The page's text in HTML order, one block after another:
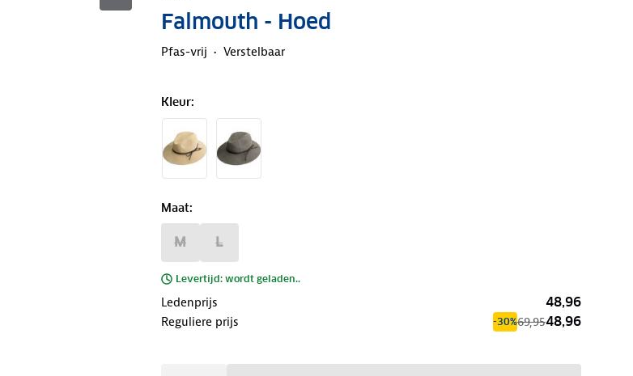
Falmouth - Hoed
Pfas-vrij Verstelbaar
Kleur:
Maat:
M L
Levertijd: wordt geladen..
Ledenprijs 48,96
Reguliere prijs -30%69,9548,96